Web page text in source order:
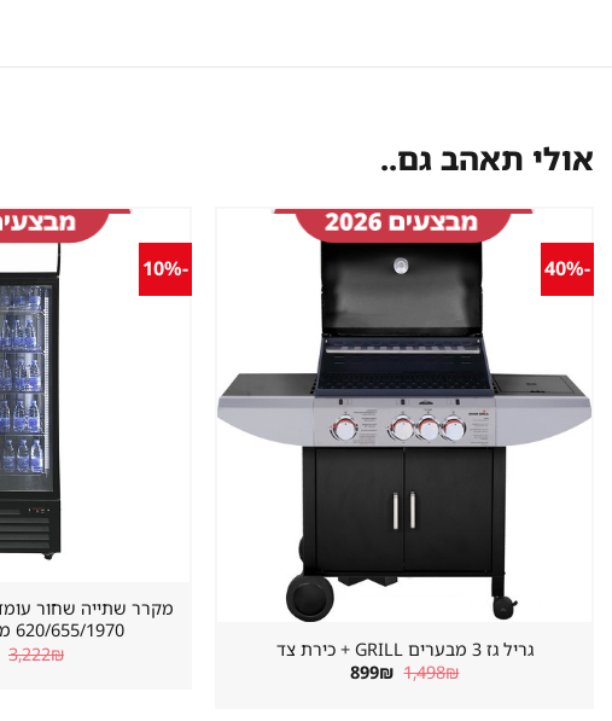
אולי תאהב גם..
-40%
גריל גז 3 מבערים GRILL + כירת צד
1,498₪ המחיר
899₪ המחיר
-10%
620/655/1970 מ"מ SCCT450-SL
3,222₪